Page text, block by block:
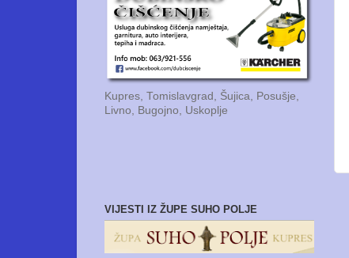
Kupres, Tomislavgrad, Šujica, Posušje,
Livno, Bugojno, Uskoplje
VIJESTI IZ ŽUPE SUHO POLJE